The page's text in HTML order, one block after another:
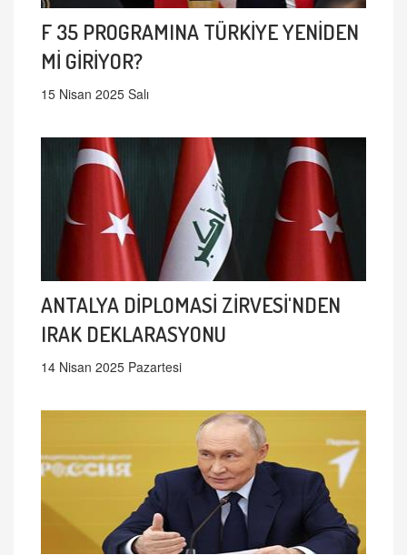
F 35 PROGRAMINA TÜRKİYE YENİDEN
Mİ GİRİYOR?
15 Nisan 2025 Salı
ANTALYA DİPLOMASİ ZİRVESİ'NDEN
IRAK DEKLARASYONU
14 Nisan 2025 Pazartesi